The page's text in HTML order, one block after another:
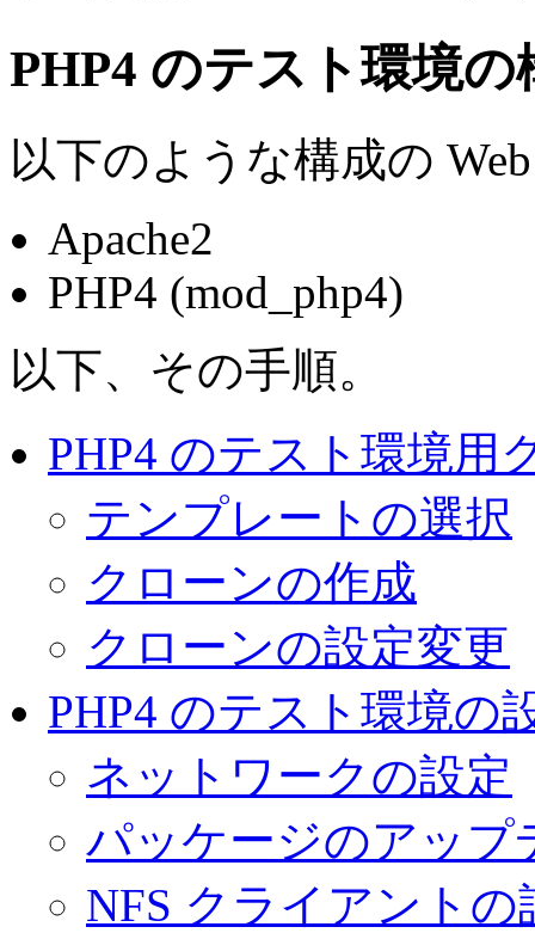
PHP4 のテスト環境
以下のような構成の
Apache2
PHP4 (mod_php4)
以下、その手順。
PHP4 のテスト環境用
テンプレートの選択
クローンの作成
クローンの設定変更
PHP4 のテスト環境の
ネットワークの設定
パッケージのアップ
NFS クライアントの